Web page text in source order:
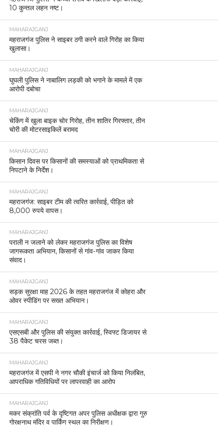
10 कुन्तल लहन नष्ट।
MAHARAJGANJ
महराजगंज पुलिस ने साइबर ठगी करने वाले गिरोह का किया
खुलासा।
MAHARAJGANJ
घुघली पुलिस ने नाबालिग लड़की को भगाने के मामले में एक
आरोपी दबोचा
MAHARAJGANJ
चेकिंग में खुला बाइक चोर गिरोह, तीन शातिर गिरफ्तार, तीन
चोरी की मोटरसाइकिलें बरामद
MAHARAJGANJ
किसान दिवस पर किसानों की समस्याओं को प्राथमिकता से
निपटाने के निर्देश।
MAHARAJGANJ
महराजगंज: साइबर टीम की त्वरित कार्रवाई, पीड़ित को
8,000 रुपये वापस।
MAHARAJGANJ
पराली न जलाने को लेकर महराजगंज पुलिस का विशेष
जागरूकता अभियान, किसानों से गांव-गांव जाकर किया
संवाद।
MAHARAJGANJ
सड़क सुरक्षा माह 2026 के तहत महराजगंज में कोहरा और
ओवर स्पीडिंग पर सख्त अभियान।
MAHARAJGANJ
एसएसबी और पुलिस की संयुक्त कार्रवाई, स्विफ्ट डिजायर से
38 पैकेट चरस जब्त।
MAHARAJGANJ
महराजगंज में एसपी ने नगर चौकी इंचार्ज को किया निलंबित,
आपराधिक गतिविधियों पर लापरवाही का आरोप
MAHARAJGANJ
मकर संक्रांति पर्व के दृष्टिगत अपर पुलिस अधीक्षक द्वारा गुरु
गोरक्षनाथ मंदिर व पार्किंग स्थल का निरीक्षण।